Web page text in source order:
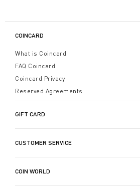
COINCARD
What is Coincard
FAQ Coincard
Coincard Privacy
Reserved Agreements
GIFT CARD
CUSTOMER SERVICE
COIN WORLD